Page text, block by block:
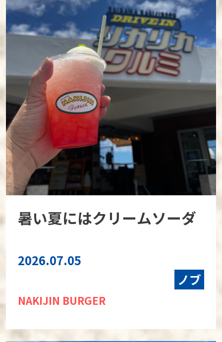
暑い夏にはクリームソーダ
2026.07.05
ノブ
NAKIJIN BURGER